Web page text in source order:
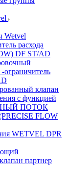
Wetvel
расхода
DF ST/AD
клапан
с функцией
ПОТОК
FLOW
WETVEL DPR
партнер